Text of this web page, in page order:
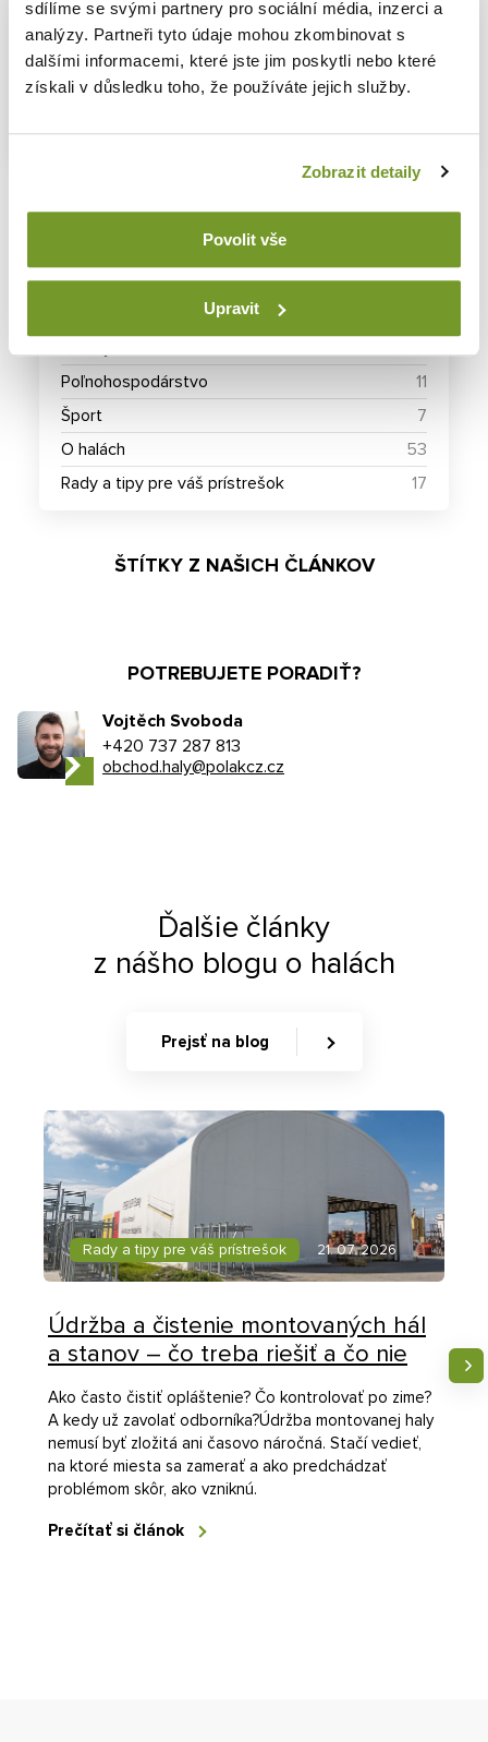
sdílíme se svými partnery pro sociální média, inzerci a
analýzy. Partneři tyto údaje mohou zkombinovat s
dalšími informacemi, které jste jim poskytli nebo které
získali v důsledku toho, že používáte jejich služby.
Zobrazit detaily
Povolit vše
Upravit
Páčil sa vám článok? Zdieľajte ho prosím
Zdieľať
RUBRIKY BLOGU
Poľnohospodárstvo
11
Šport
7
O halách
53
Rady a tipy pre váš prístrešok
17
ŠTÍTKY Z NAŠICH ČLÁNKOV
POTREBUJETE PORADIŤ?
Vojtěch Svoboda
+420 737 287 813
obchod.haly@polakcz.cz
Ďalšie články
z nášho blogu o halách
Prejsť na blog
Rady a tipy pre váš prístrešok 21. 07. 2026
Údržba a čistenie montovaných hál
a stanov – čo treba riešiť a čo nie
Ako často čistiť opláštenie? Čo kontrolovať po zime?
A kedy už zavolať odborníka?Údržba montovanej haly
nemusí byť zložitá ani časovo náročná. Stačí vedieť,
na ktoré miesta sa zamerať a ako predchádzať
problémom skôr, ako vzniknú.
Prečítať si článok